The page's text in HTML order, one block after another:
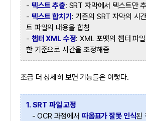
- 텍스트 추출: SRT 자막에서 텍스트만
- 텍스트 합치기 : 기존의 SRT 자막의 시
트 파일의 내용을 합침
- 챕터 XML 수정: XML 포맷의 챕터 파
한 기준으로 시간을 조정해줌
조금 더 상세히 보면 기능들은 이렇다.
1. SRT 파일 교정
- OCR 과정에서 따옴표가 잘못 인식된